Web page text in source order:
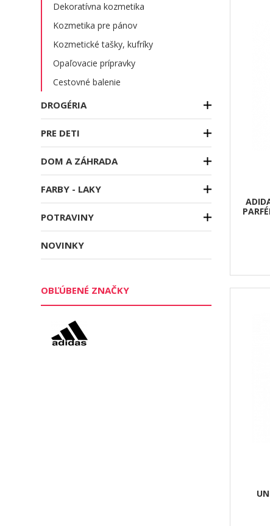
Dekoratívna kozmetika
Kozmetika pre pánov
Kozmetické tašky, kufríky
Opaľovacie prípravky
Cestovné balenie
DROGÉRIA
PRE DETI
DOM A ZÁHRADA
FARBY - LAKY
POTRAVINY
NOVINKY
OBĽÚBENÉ ZNAČKY